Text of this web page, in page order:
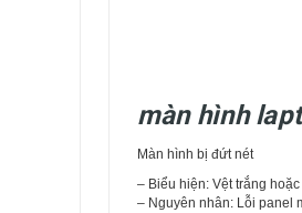
màn hình
Màn hình bị đứt nét
– Biểu hiện: Vệt trắng
– Nguyên nhân: Lỗi panel